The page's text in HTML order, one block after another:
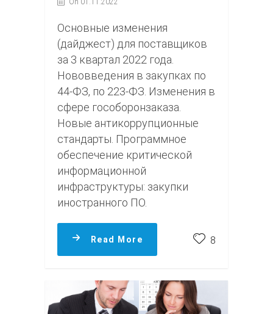
Основные изменения
(дайджест) для поставщиков
за 3 квартал 2022 года.
Нововведения в закупках по
44-ФЗ, по 223-ФЗ. Изменения в
сфере гособоронзаказа.
Новые антикоррупционные
стандарты. Программное
обеспечение критической
информационной
инфраструктуры: закупки
иностранного ПО.
Read More 8